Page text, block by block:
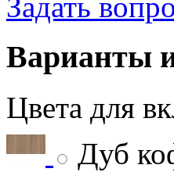
Варианты
Цвета для
Дуб